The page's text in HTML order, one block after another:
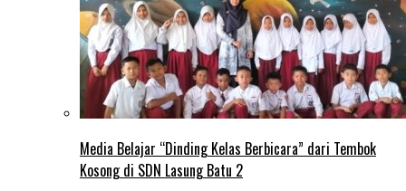
Media Belajar “Dinding Kelas Berbicara” dari Tembok
Kosong di SDN Lasung Batu 2